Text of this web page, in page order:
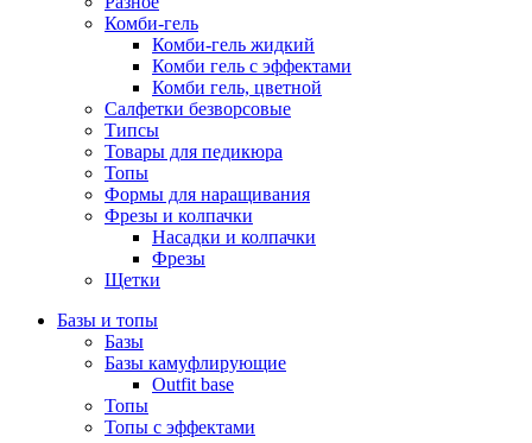
Комби-гель
Комби-гель жидкий
Комби гель с эффектами
Комби гель, цветной
Салфетки безворсовые
Типсы
Товары для педикюра
Топы
Формы для наращивания
Фрезы и колпачки
Насадки и колпачки
Фрезы
Щетки
Базы и топы
Базы
Базы камуфлирующие
Outfit base
Топы
Топы с эффектами